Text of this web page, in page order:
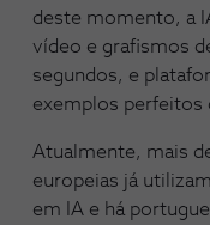
deste momento, a
vídeo e grafismos
segundos, e
exemplos perfeitos
Atualmente, mais
europeias já
em IA e há